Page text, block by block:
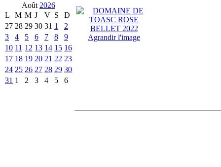
Août 2026
L
M M J V S
D
27 28 29 30 31 1
2
3
4 5 6 7 8
9
10 11 12 13 14 15 16
17 18 19 20 21 22 23
24 25 26 27 28 29 30
31 1 2 3 4 5 6
Agrandir l'image